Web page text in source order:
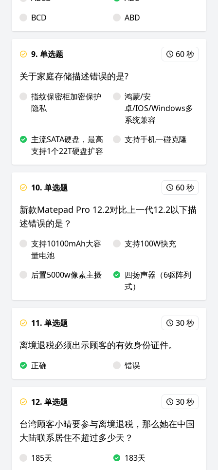
BCD
ABD
9. 单选题 60 秒
关于家庭存储描述错误的是?
指纹保密柜加密保护
隐私
鸿蒙/安
卓/IOS/Windows多
系统兼容
主流SATA硬盘，最高
支持1个22T硬盘扩容
支持手机一碰克隆
10. 单选题 60 秒
新款Matepad Pro 12.2对比上一代12.2以下描
述错误的是？
支持10100mAh大容
量电池
支持100W快充
后置5000w像素主摄
四扬声器（6驱阵列
式）
11. 单选题 30 秒
离境退税必须出示顾客的有效身份证件。
正确 错误
12. 单选题 30 秒
台湾顾客小晴要参与离境退税，那么她在中国
大陆联系居住不超过多少天？
185天
183天